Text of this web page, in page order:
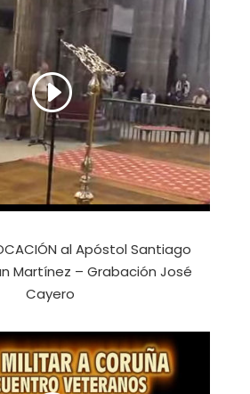
al Apóstol Santiago
Martínez – Grabación José
Cayero